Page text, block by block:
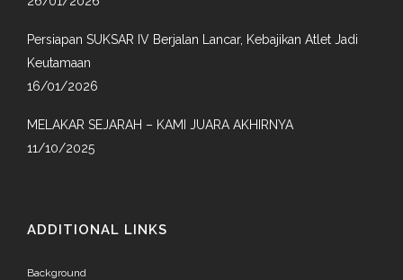
Persiapan SUKSAR IV Berjalan Lancar, Kebajikan Atlet Jadi
Keutamaan
16/01/2026
MELAKAR SEJARAH – KAMI JUARA AKHIRNYA
11/10/2025
ADDITIONAL LINKS
Background